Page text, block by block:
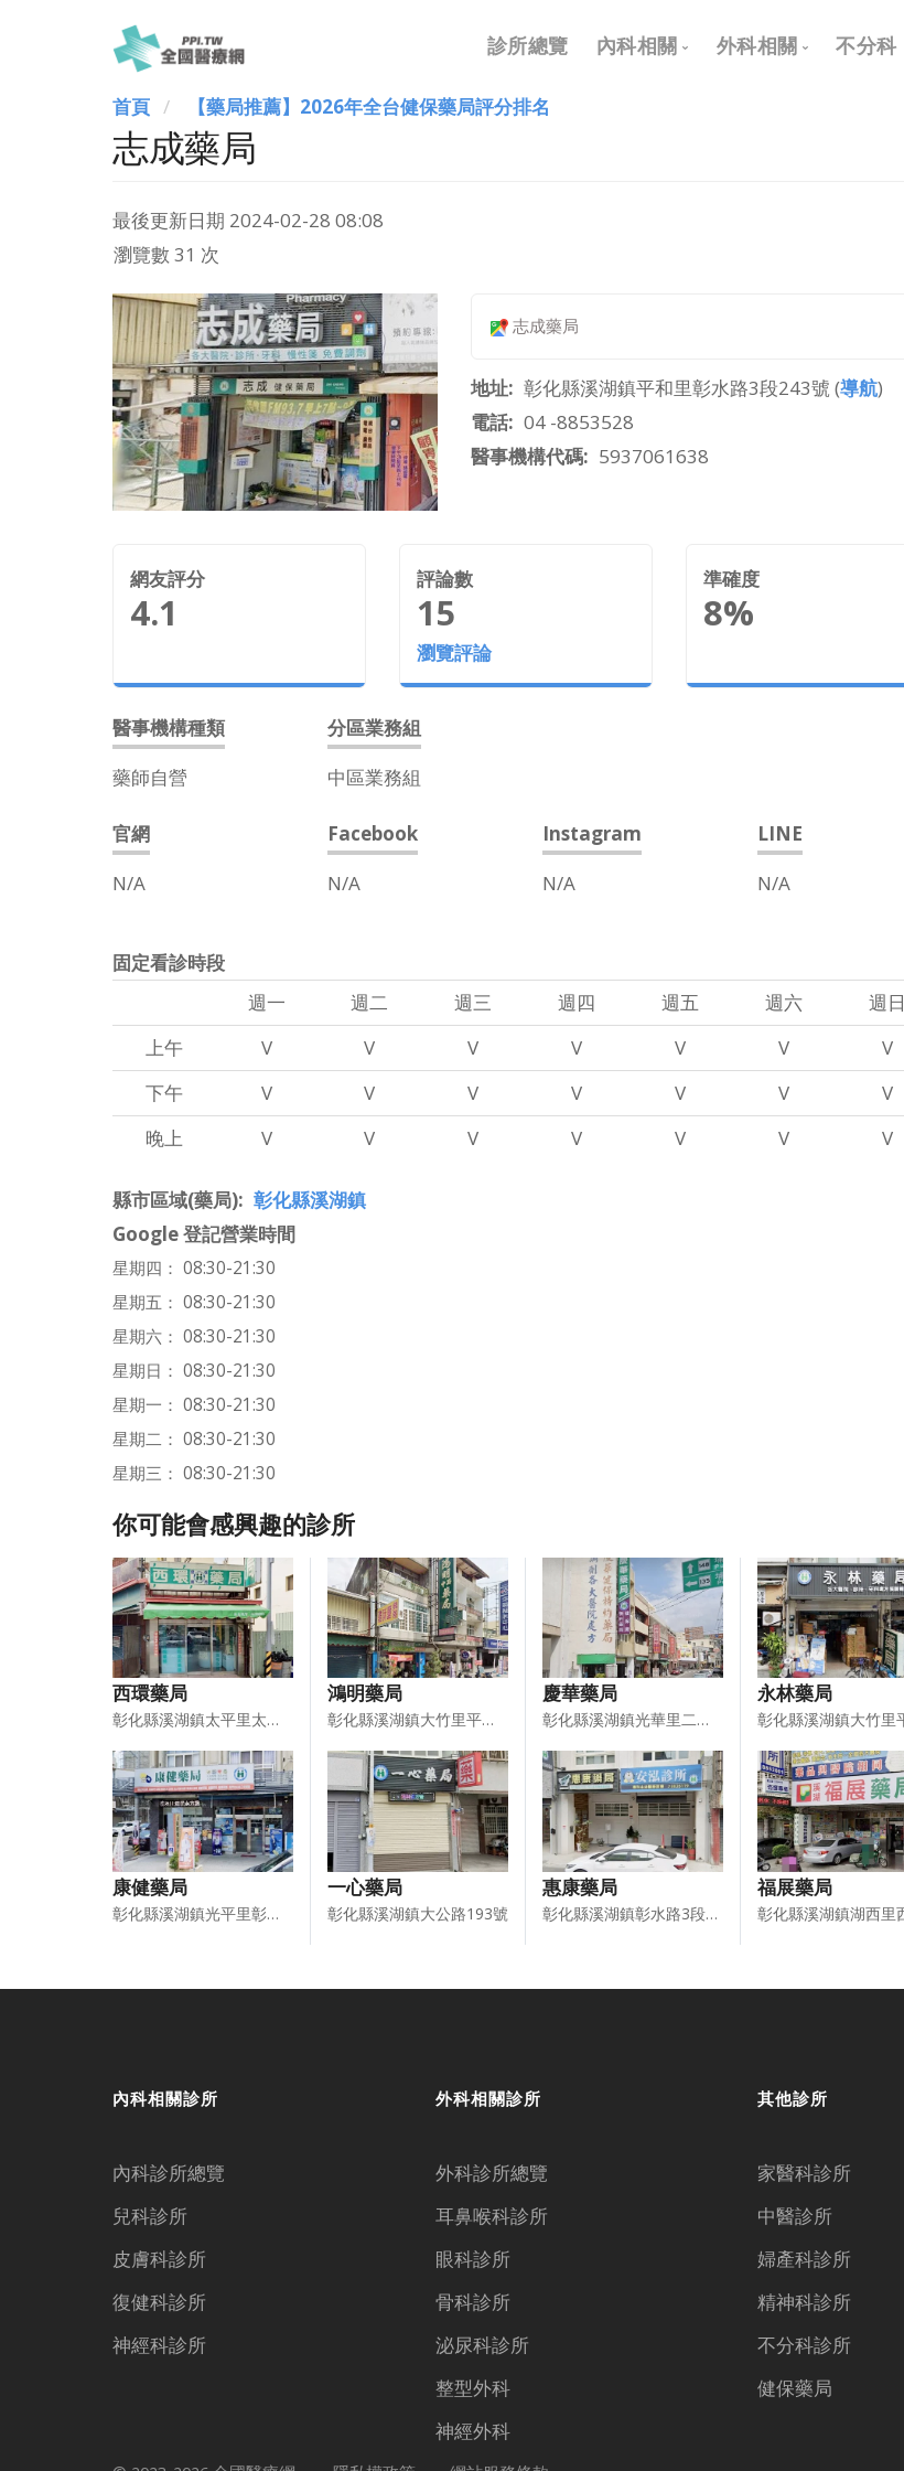
Main
navigation
診所總覽 內科相關 外科相關 不分科
首頁 【藥局推薦】2026年全台健保藥局評分排名
志成藥局
最後更新日期 2024-02-28 08:08
瀏覽數 31 次
志成藥局
地址 彰化縣溪湖鎮平和里彰水路3段243號 (導航)
電話
04 -8853528
醫事機構代碼
5937061638
網友評分
4.1
評論數
15
瀏覽評論
準確度
8%
醫事機構種類
藥師自營
分區業務組
中區業務組
官網
N/A
Facebook
N/A
Instagram
N/A
LINE
N/A
固定看診時段
週一
週二 週三 週四 週五 週六
週日
上午
V V V V V V
V
下午
V V V V V V
V
晚上
V V V V V V V
縣市區域(藥局)
彰化縣溪湖鎮
Google 登記營業時間
星期四： 08:30-21:30
星期五： 08:30-21:30
星期六： 08:30-21:30
星期日： 08:30-21:30
星期一： 08:30-21:30
星期二： 08:30-21:30
星期三： 08:30-21:30
你可能會感興趣的診所
西環藥局
彰化縣溪湖鎮太平里太平街191號
鴻明藥局
彰化縣溪湖鎮大竹里平和街196號
慶華藥局
彰化縣溪湖鎮光華里二溪路一段14號
永林藥局
康健藥局
彰化縣溪湖鎮光平里彰水路3段388號
一心藥局
彰化縣溪湖鎮大公路193號
惠康藥局
彰化縣溪湖鎮彰水路3段492－1號
福展藥局
內科相關診所
內科診所總覽
兒科診所
皮膚科診所
復健科診所
神經科診所
外科相關診所
外科診所總覽
耳鼻喉科診所
眼科診所
骨科診所
泌尿科診所
整型外科
神經外科
其他診所
家醫科診所
中醫診所
婦產科診所
精神科診所
不分科診所
健保藥局